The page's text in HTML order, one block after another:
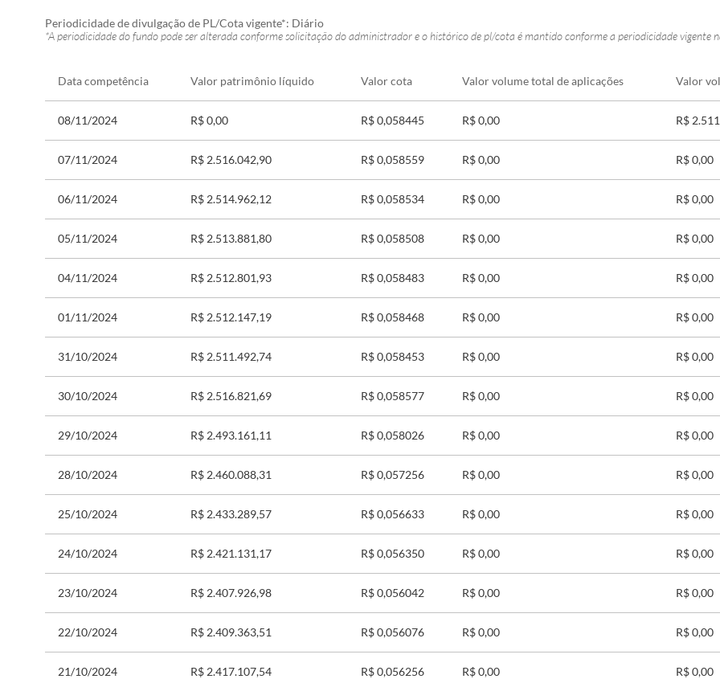
Periodicidade de divulgação de PL/Cota vigente*: Diário
*A periodicidade do fundo pode ser alterada conforme solicitação do administrador e o histórico de pl/cota é mantido conforme a periodicidade vigente
Data competência Valor patrimônio líquido Valor cota Valor volume total de aplicações Valor
08/11/2024 R$ 0,00 R$ 0,058445 R$ 0,00 R$
07/11/2024 R$ 2.516.042,90 R$ 0,058559 R$ 0,00 R$ 0,00
06/11/2024 R$ 2.514.962,12 R$ 0,058534 R$ 0,00 R$ 0,00
05/11/2024 R$ 2.513.881,80 R$ 0,058508 R$ 0,00 R$ 0,00
04/11/2024 R$ 2.512.801,93 R$ 0,058483 R$ 0,00 R$ 0,00
01/11/2024 R$ 2.512.147,19 R$ 0,058468 R$ 0,00 R$ 0,00
31/10/2024 R$ 2.511.492,74 R$ 0,058453 R$ 0,00 R$ 0,00
30/10/2024 R$ 2.516.821,69 R$ 0,058577 R$ 0,00 R$ 0,00
29/10/2024 R$ 2.493.161,11 R$ 0,058026 R$ 0,00 R$ 0,00
28/10/2024 R$ 2.460.088,31 R$ 0,057256 R$ 0,00 R$ 0,00
25/10/2024 R$ 2.433.289,57 R$ 0,056633 R$ 0,00 R$ 0,00
24/10/2024 R$ 2.421.131,17 R$ 0,056350 R$ 0,00 R$ 0,00
23/10/2024 R$ 2.407.926,98 R$ 0,056042 R$ 0,00 R$ 0,00
22/10/2024 R$ 2.409.363,51 R$ 0,056076 R$ 0,00 R$ 0,00
21/10/2024 R$ 2.417.107,54 R$ 0,056256 R$ 0,00 R$ 0,00